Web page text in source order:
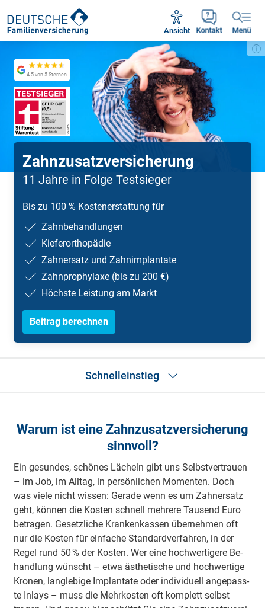
Kontakt
Ansicht Menü
Mo - Fr 09:00 - 18:30 Uhr
Zahnzusatzversicherung
11 Jahre in Folge Testsieger
Bis zu 100 % Kostenerstattung für
Zahnbehandlungen
Kieferorthopädie
Zahnersatz und Zahnimplantate
Zahnprophylaxe (bis zu 200 €)
Höchste Leistung am Markt
Beitrag berechnen
4.5 von 5 Sternen
Schnelleinstieg
11 Jahre in Folge Testsieger
Eigenanteil berechnen
Leistungsübersicht
Leistungsbereiche
Häufige Fragen
Produktunterlagen
Produktempfehlung
Warum ist eine Zahn­zusatz­versicherung
sinnvoll?
Ein gesundes, schönes Lächeln gibt uns Selbst­ver­trau­en
– im Job, im Alltag, in persönlichen Mo­men­ten. Doch
was viele nicht wissen: Ge­ra­de wenn es um Zahn­er­satz
geht, können die Kosten schnell meh­re­re Tausend Euro
betragen. Gesetz­li­che Kranken­kassen über­neh­men oft
nur die Kosten für einfache Standard­verfahren, in der
Regel rund 50 % der Kosten. Wer eine hoch­wer­ti­ge­re Be­
hand­lung wünscht – etwa äs­the­ti­sche und hoch­wer­ti­ge
Kronen, lang­le­bi­ge Im­plan­ta­te oder in­di­vi­du­ell an­ge­pass­
te In­lays – muss die Mehr­kos­ten oft komplett selbst